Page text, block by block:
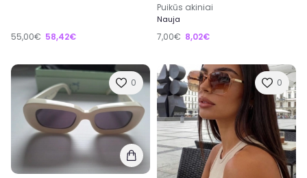
55,00€ 58,42€
Puikūs akiniai
Nauja
7,00€ 8,02€
0 0